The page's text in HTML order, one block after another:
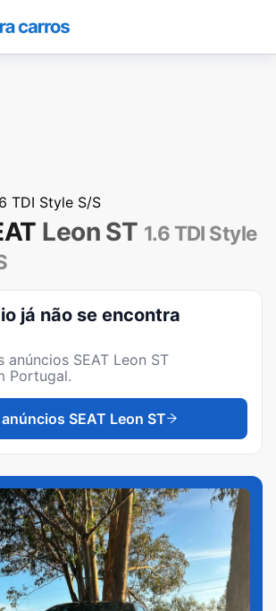
TDI Style S/S
Leon ST 1.6 TDI Style
já não se encontra
anúncios SEAT Leon ST
Portugal.
SEAT Leon ST